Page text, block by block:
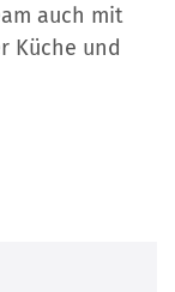
auch mit
Küche und